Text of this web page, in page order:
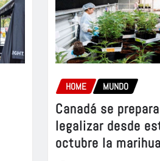
HOME MUNDO
Canadá se
legalizar desde
octubre la